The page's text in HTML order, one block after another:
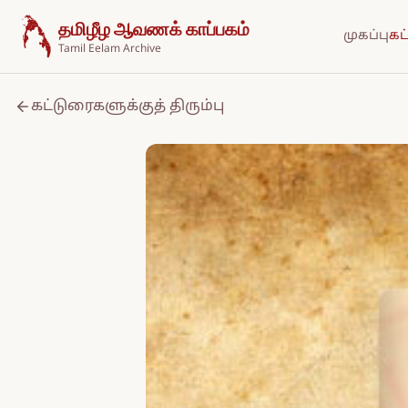
உள்ளடக்கத்திற்குச் செல்க
தமிழீழ ஆவணக் காப்பகம்
Tamil Eelam Archive
முகப்பு
கட்டுரைகளுக்குத் திரும்பு